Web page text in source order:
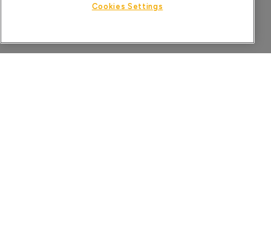
Cookies Settings